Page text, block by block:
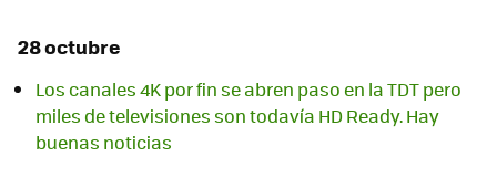
28 octubre
Los canales 4K por fin se abren paso en la TDT pero
miles de televisiones son todavía HD Ready. Hay
buenas noticias